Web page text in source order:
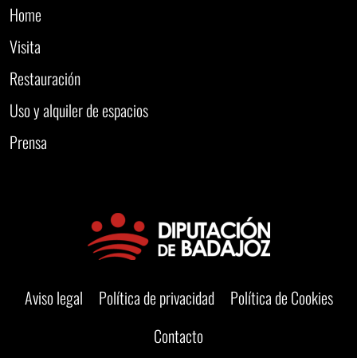
Home
Visita
Restauración
Uso y alquiler de espacios
Prensa
Aviso legal Política de privacidad
Política de Cookies
Contacto